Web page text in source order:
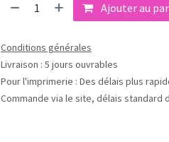
Ajouter au
Conditions générales
Livraison : 5 jours ouvrables
Pour l'imprimerie : Des délais plus
Commande via le site, délais standard